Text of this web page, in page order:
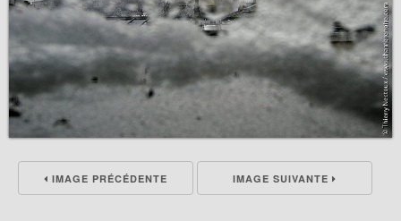
IMAGE PRÉCÉDENTE IMAGE SUIVANTE